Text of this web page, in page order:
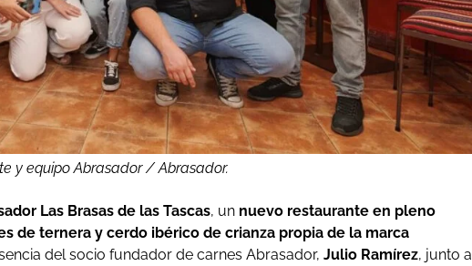
y equipo Abrasador / Abrasador.
Las Brasas de las Tascas, un nuevo restaurante en pleno
de ternera y cerdo ibérico de crianza propia de la marca
del socio fundador de carnes Abrasador, Julio Ramírez, junto a